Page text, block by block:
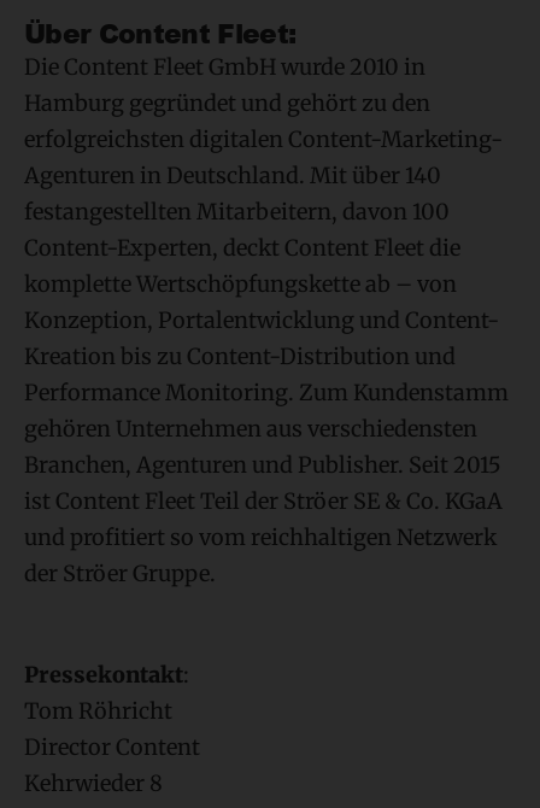
Über Content Fleet:
Die Content Fleet GmbH wurde 2010 in
Hamburg gegründet und gehört zu den
erfolgreichsten digitalen Content-Marketing-
Agenturen in Deutschland. Mit über 140
festangestellten Mitarbeitern, davon 100
Content-Experten, deckt Content Fleet die
komplette Wertschöpfungskette ab – von
Konzeption, Portalentwicklung und Content-
Kreation bis zu Content-Distribution und
Performance Monitoring. Zum Kundenstamm
gehören Unternehmen aus verschiedensten
Branchen, Agenturen und Publisher. Seit 2015
ist Content Fleet Teil der Ströer SE & Co. KGaA
und profitiert so vom reichhaltigen Netzwerk
der Ströer Gruppe.
Pressekontakt:
Tom Röhricht
Director Content
Kehrwieder 8